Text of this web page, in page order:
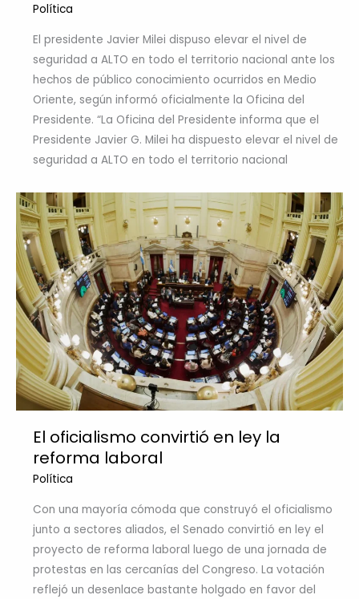
Política
El presidente Javier Milei dispuso elevar el nivel de
seguridad a ALTO en todo el territorio nacional ante los
hechos de público conocimiento ocurridos en Medio
Oriente, según informó oficialmente la Oficina del
Presidente. “La Oficina del Presidente informa que el
Presidente Javier G. Milei ha dispuesto elevar el nivel de
seguridad a ALTO en todo el territorio nacional
El oficialismo convirtió en ley la
reforma laboral
Política
Con una mayoría cómoda que construyó el oficialismo
junto a sectores aliados, el Senado convirtió en ley el
proyecto de reforma laboral luego de una jornada de
protestas en las cercanías del Congreso. La votación
reflejó un desenlace bastante holgado en favor del